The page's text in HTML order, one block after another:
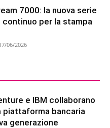
7000: la nuova serie
continuo per la stampa
06/2026
e IBM collaborano
piattaforma bancaria
generazione